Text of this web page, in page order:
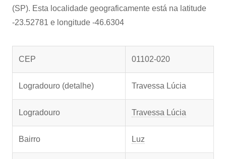
(SP). Esta localidade geograficamente está na latitude
-23.52781 e longitude -46.6304
CEP 01102-020
Logradouro (detalhe) Travessa Lúcia
Logradouro Travessa Lúcia
Bairro Luz